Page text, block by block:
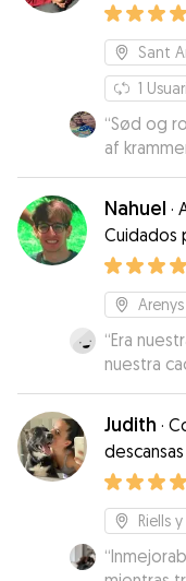
Sant
1
“Sød og
af
og var en
Nahuel ·
Cuidados
“Era
nuestra
Nahuel
como en
momento!
Judith ·
Riells
“